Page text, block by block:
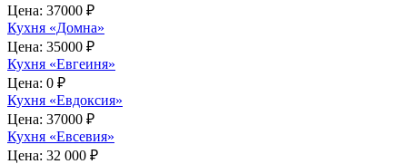
Цена: 37000 ₽
Кухня «Домна»
Цена: 35000 ₽
Кухня «Евгеиня»
Цена: 0 ₽
Кухня «Евдоксия»
Цена: 37000 ₽
Кухня «Евсевия»
Цена: 32 000 ₽